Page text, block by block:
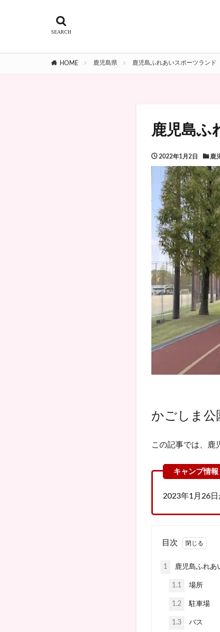
HOME 鹿児島県 鹿児島ふれあいスポーツランド
鹿児島ふ
2022年1月2日 鹿
かごしま公
この記事では、鹿
2023年1月26
目次
1 鹿児島ふれあ
1.1 場所
1.2 駐車場
1.3 バス